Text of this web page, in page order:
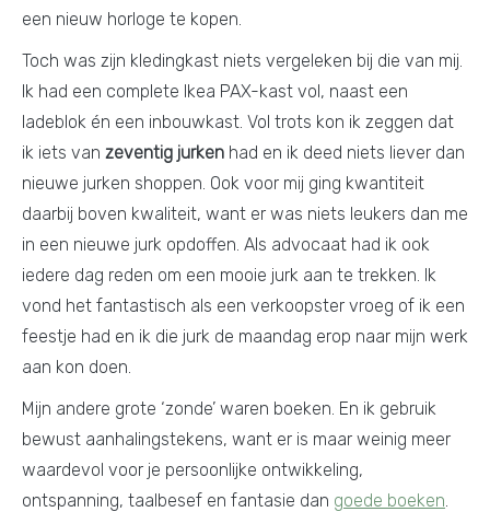
een nieuw horloge te kopen.
Toch was zijn kledingkast niets vergeleken bij die van mij.
Ik had een complete Ikea PAX-kast vol, naast een
ladeblok én een inbouwkast. Vol trots kon ik zeggen dat
ik iets van zeventig jurken had en ik deed niets liever dan
nieuwe jurken shoppen. Ook voor mij ging kwantiteit
daarbij boven kwaliteit, want er was niets leukers dan me
in een nieuwe jurk opdoffen. Als advocaat had ik ook
iedere dag reden om een mooie jurk aan te trekken. Ik
vond het fantastisch als een verkoopster vroeg of ik een
feestje had en ik die jurk de maandag erop naar mijn werk
aan kon doen.
Mijn andere grote ‘zonde’ waren boeken. En ik gebruik
bewust aanhalingstekens, want er is maar weinig meer
waardevol voor je persoonlijke ontwikkeling,
ontspanning, taalbesef en fantasie dan goede boeken.